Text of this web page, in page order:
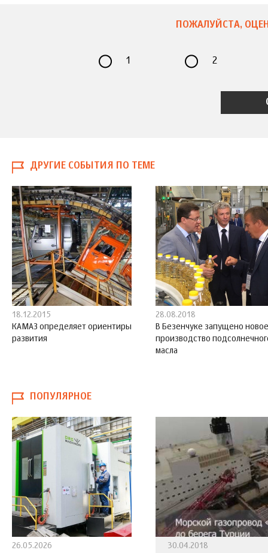
ПОЖАЛУЙСТА,
1 2
ДРУГИЕ СОБЫТИЯ ПО ТЕМЕ
18.12.2015
КАМАЗ определяет ориентиры
развития
28.08.2018
В Безенчуке запущено новое
производство
масла
ПОПУЛЯРНОЕ
26.05.2026
30.04.2018